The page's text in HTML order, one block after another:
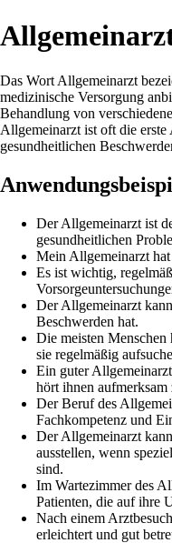
Das Wort Allgemeinarzt
medizinische Versorgung
Behandlung von
Allgemeinarzt ist oft die
gesundheitlichen
Der Allgemeinarzt ist
gesundheitlichen
Mein Allgemeinarzt
Es ist wichtig,
Der Allgemeinarzt
Beschwerden hat.
Die meisten Menschen
sie regelmäßig
Ein guter
hört ihnen aufmerksam
Der Beruf des
Fachkompetenz und
Der Allgemeinarzt
ausstellen, wenn
sind.
Im Wartezimmer des
Patienten, die auf ihre
Nach einem
erleichtert und gut